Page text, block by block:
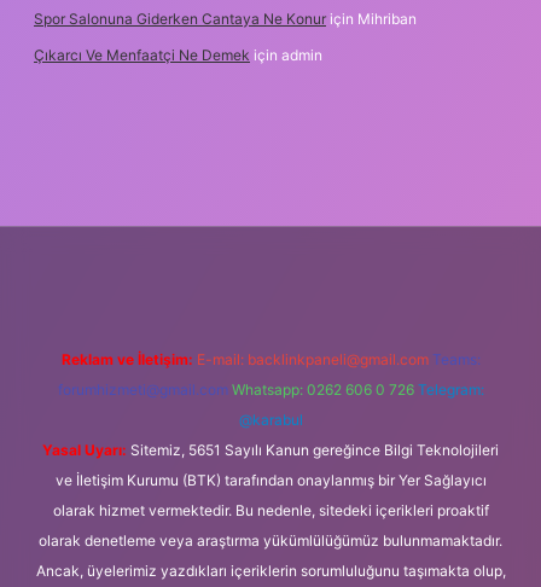
Spor Salonuna Giderken Cantaya Ne Konur için Mihriban
Çıkarcı Ve Menfaatçi Ne Demek için admin
Reklam ve İletişim: E-mail: backlinkpaneli@gmail.com Teams:
forumhizmeti@gmail.com Whatsapp: 0262 606 0 726 Telegram:
@karabul
Yasal Uyarı: Sitemiz, 5651 Sayılı Kanun gereğince Bilgi Teknolojileri
ve İletişim Kurumu (BTK) tarafından onaylanmış bir Yer Sağlayıcı
olarak hizmet vermektedir. Bu nedenle, sitedeki içerikleri proaktif
olarak denetleme veya araştırma yükümlülüğümüz bulunmamaktadır.
Ancak, üyelerimiz yazdıkları içeriklerin sorumluluğunu taşımakta olup,